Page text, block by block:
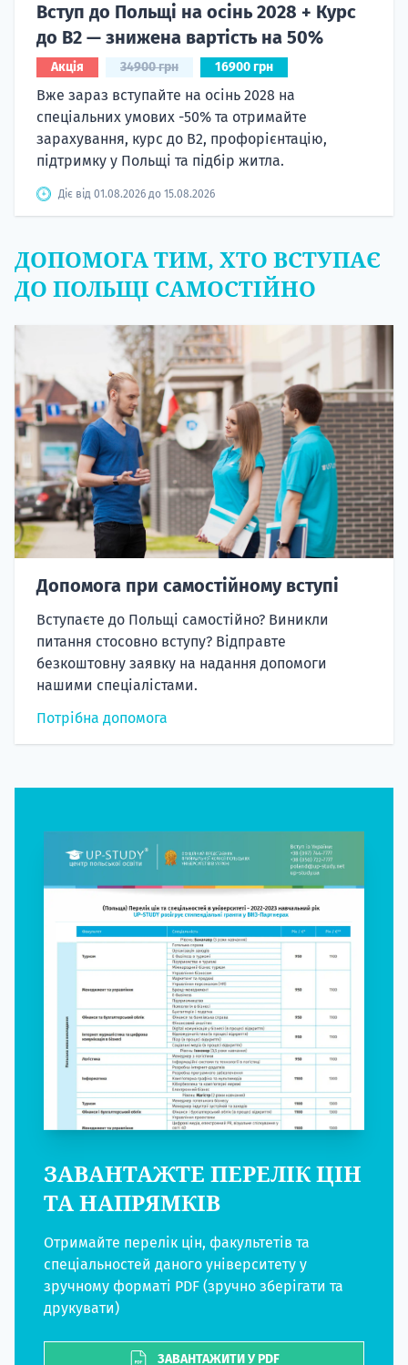
Вступ до Польщі на осінь 2028 + Курс
до B2 — знижена вартість на 50%
Акція 34900 грн 16900 грн
Вже зараз вступайте на осінь 2028 на
спеціальних умових -50% та отримайте
зарахування, курс до B2, профорієнтацію,
підтримку у Польщі та підбір житла.
Діє від 01.08.2026 до 15.08.2026
ДОПОМОГА ТИМ, ХТО ВСТУПАЄ
ДО ПОЛЬЩІ САМОСТІЙНО
Допомога при самостійному вступі
Вступаєте до Польщі самостійно? Виникли
питання стосовно вступу? Відправте
безкоштовну заявку на надання допомоги
нашими спеціалістами.
Потрібна допомога
ЗАВАНТАЖТЕ ПЕРЕЛІК ЦІН
ТА НАПРЯМКІВ
Отримайте перелік цін, факультетів та
спеціальностей даного університету у
зручному форматі PDF (зручно зберігати та
друкувати)
ЗАВАНТАЖИТИ У PDF